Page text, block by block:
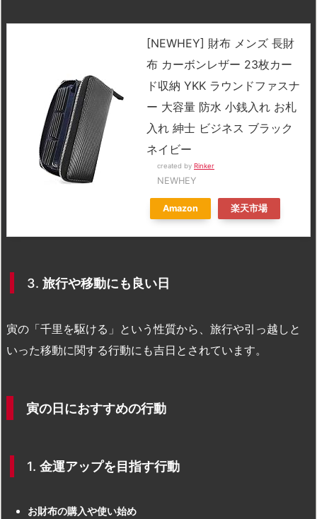
[NEWHEY] 財布 メンズ 長財
布 カーボンレザー 23枚カー
ド収納 YKK ラウンドファスナ
ー 大容量 防水 小銭入れ お札
入れ 紳士 ビジネス ブラック
ネイビー
created by Rinker
NEWHEY
Amazon 楽天市場
3. 旅行や移動にも良い日
寅の「千里を駆ける」という性質から、旅行や引っ越しと
いった移動に関する行動にも吉日とされています。
寅の日におすすめの行動
1. 金運アップを目指す行動
お財布の購入や使い始め